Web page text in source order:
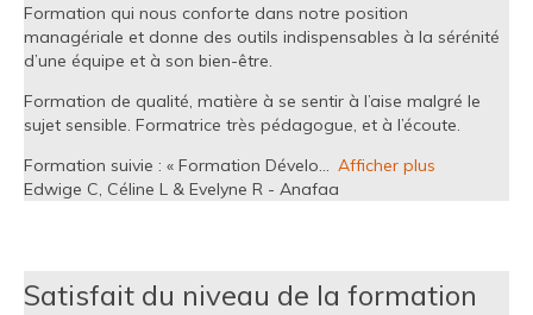
Formation qui nous conforte dans notre position
managériale et donne des outils indispensables à la sérénité
d’une équipe et à son bien-être.
Formation de qualité, matière à se sentir à l’aise malgré le
sujet sensible. Formatrice très pédagogue, et à l’écoute.
Formation suivie : « Formation Dévelo
Afficher plus
Edwige C, Céline L & Evelyne R - Anafaa
Satisfait du niveau de la formation